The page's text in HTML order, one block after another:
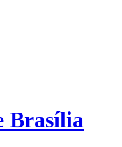
Brasília